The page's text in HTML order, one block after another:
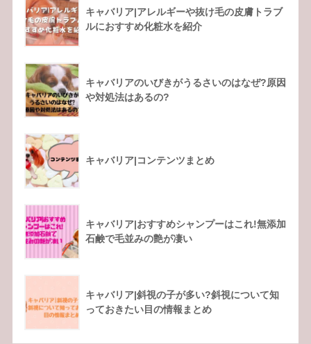
キャバリア|アレルギーや抜け毛の皮膚トラブ
ルにおすすめ化粧水を紹介
キャバリアのいびきがうるさいのはなぜ?原因
や対処法はあるの?
キャバリア|コンテンツまとめ
キャバリア|おすすめシャンプーはこれ!無添加
石鹸で毛並みの艶が凄い
キャバリア|斜視の子が多い?斜視について知
っておきたい目の情報まとめ